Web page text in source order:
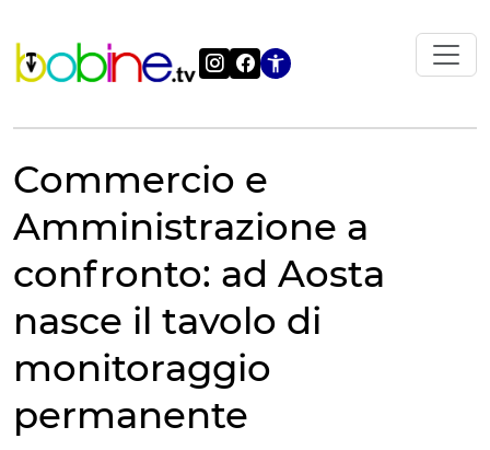
contenuto
Apri le
Commercio e
Amministrazione a
confronto: ad Aosta
nasce il tavolo di
monitoraggio
permanente